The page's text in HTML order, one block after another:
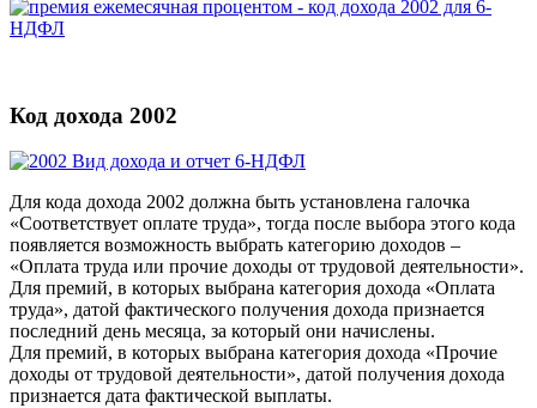
Код дохода 2002
Для кода дохода 2002 должна быть установлена галочка
«Соответствует оплате труда», тогда после выбора этого кода
появляется возможность выбрать категорию доходов –
«Оплата труда или прочие доходы от трудовой деятельности».
Для премий, в которых выбрана категория дохода «Оплата
труда», датой фактического получения дохода признается
последний день месяца, за который они начислены.
Для премий, в которых выбрана категория дохода «Прочие
доходы от трудовой деятельности», датой получения дохода
признается дата фактической выплаты.